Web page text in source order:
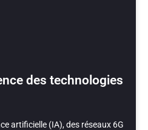
des technologies
artificielle (IA), des réseaux 6G